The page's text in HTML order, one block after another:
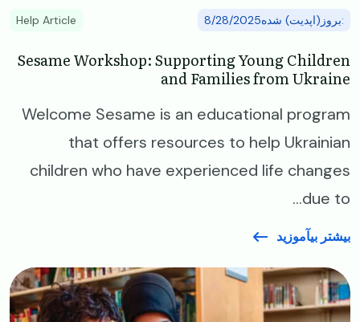
:بروز(اپدیت) شده8/28/2025 Help Article
Sesame Workshop: Supporting Young Children
and Families from Ukraine
Welcome Sesame is an educational program
that offers resources to help Ukrainian
children who have experienced life changes
due to...
بیشتر بیآموزید
Image